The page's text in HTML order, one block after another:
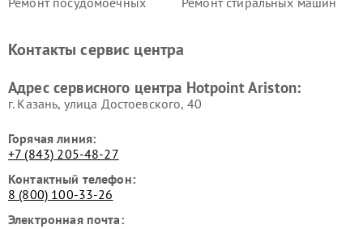
Hotpoint Ariston
Hotpoint Ariston
Ariston
Hotpoint Ariston
Контакты сервис центра
Адрес сервисного центра Hotpoint Ariston:
г. Казань, улица Достоевского, 40
Горячая линия:
+7 (843) 205-48-27
Контактный телефон:
8 (800) 100-33-26
Электронная почта: